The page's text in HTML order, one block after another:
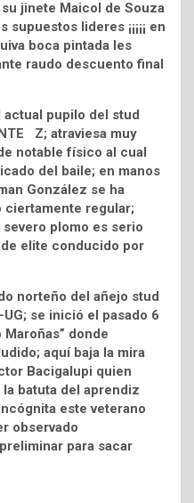
jinete Maicol de Souza
lideres ¡¡¡¡¡ en
boca pintada les
raudo descuento final
pupilo del stud
Z; atraviesa muy
notable físico al cual
del baile; en manos
González se ha
ciertamente regular;
plomo es serio
elite conducido por
norteño del añejo stud
se inició el pasado 6
donde
aquí baja la mira
Bacigalupi quien
batuta del aprendiz
este veterano
observado
para sacar